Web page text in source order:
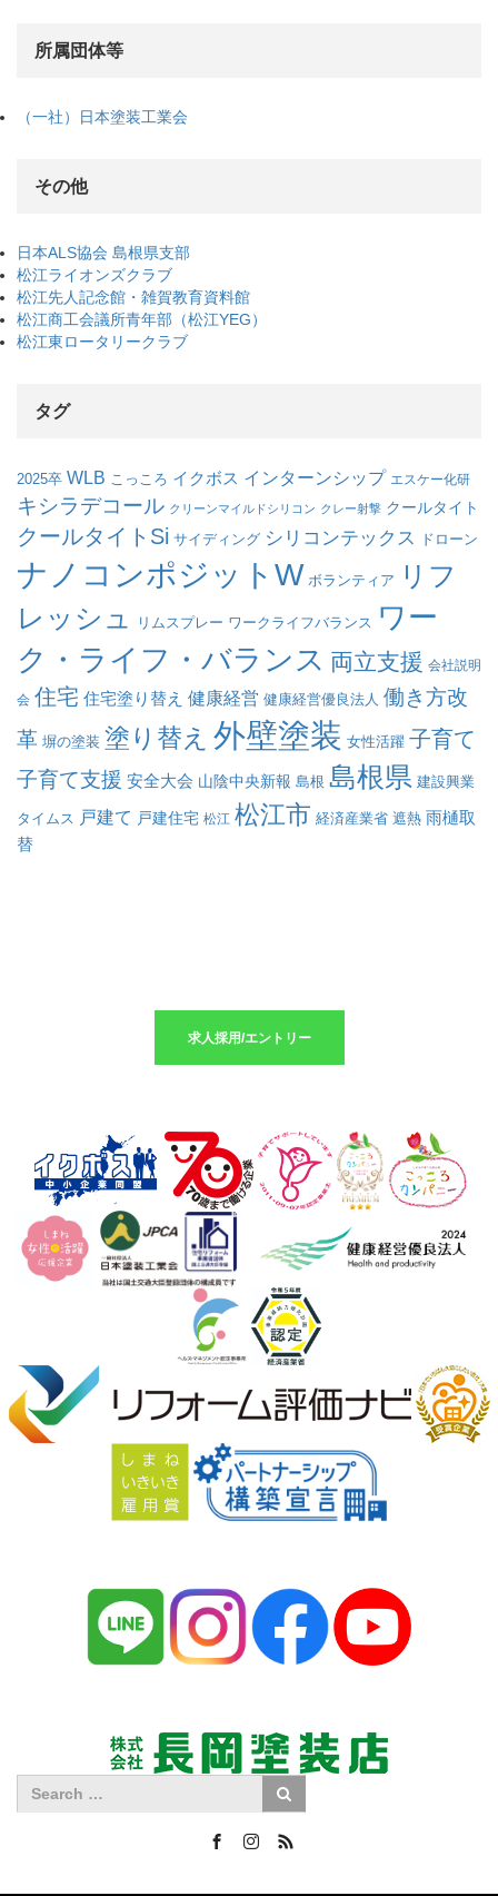
所属団体等
（一社）日本塗装工業会
その他
日本ALS協会 島根県支部
松江ライオンズクラブ
松江先人記念館・雑賀教育資料館
松江商工会議所青年部（松江YEG）
松江東ロータリークラブ
タグ
2025卒 WLB こっころ イクボス インターンシップ エスケー化研
キシラデコール クリーンマイルドシリコン クレー射撃 クールタイト
クールタイトSi サイディング シリコンテックス ドローン
ナノコンポジットW ボランティア
リフ
レッシュ
リムスプレー ワークライフバランス ワー
ク・ライフ・バランス 両立支援 会社説明
会 住宅 住宅塗り替え 健康経営 健康経営優良法人 働き方改
革 塀の塗装 塗り替え 外壁塗装 女性活躍 子育て
子育て支援 安全大会 山陰中央新報 島根 島根県 建設興業
タイムス 戸建て 戸建住宅 松江 松江市 経済産業省 遮熱 雨樋取
替
求人採用/エントリー
FacebookInstagram